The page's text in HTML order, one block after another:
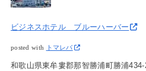
ビジネスホテル ブルーハーバー
posted with トマレバ
和歌山県東牟婁郡那智勝浦町勝浦434-